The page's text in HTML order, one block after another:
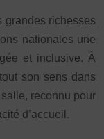
trap Basketball
Escalade
grandes richesses
nationales une
et inclusive. À
son sens dans
reconnu pour
d’accueil.